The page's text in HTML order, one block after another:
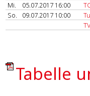
Mi.
05.07.2017 16:00
So.
09.07.2017 10:00
Tabelle